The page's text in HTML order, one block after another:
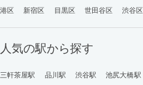
港区 新宿区 目黒区 世田谷区 渋谷区
人気の駅から探す
三軒茶屋駅 品川駅 渋谷駅 池尻大橋駅